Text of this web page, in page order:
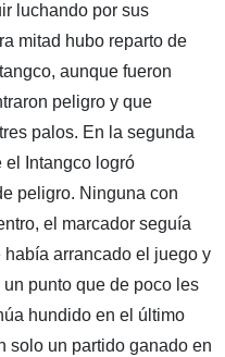
luchando por sus
mitad hubo reparto de
aunque fueron
peligro y que
palos. En la segunda
el Intangco logró
peligro. Ninguna con
el marcador seguía
había arrancado el juego y
punto que de poco les
hundido en el último
solo un partido ganado en